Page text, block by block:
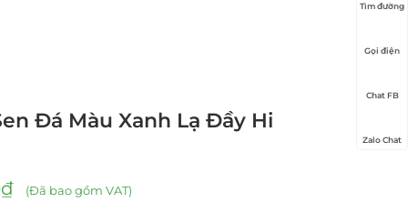
Đá Màu Xanh Lạ Đầy Hi
₫ (Đã bao gồm VAT)
Tìm đường
Gọi điện
Chat FB
Zalo Chat